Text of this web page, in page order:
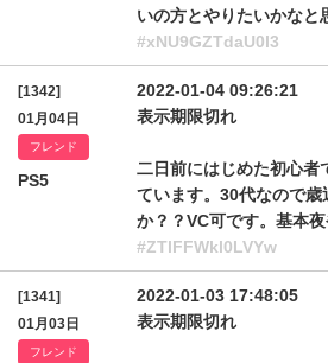
いの方とやりたいかなと
#xNU9GZTdaU0l3
[1342]
01月04日
フレンド
PS5
2022-01-04 09:26:21
表示期限切れ
二日前にはじめた初心者
ています。30代なので
か？？VC可です。基本夜
#ZTlFFWkl0LVYw
[1341]
01月03日
フレンド
2022-01-03 17:48:05
表示期限切れ